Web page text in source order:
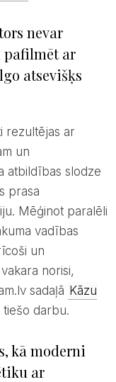
nevar
pafilmēt ar
atsevišķs
un
atbildības slodze
prasa
Mēģinot paralēli
vadības
un
norisi,
sadaļā Kāzu
darbu.
kā moderni
ar